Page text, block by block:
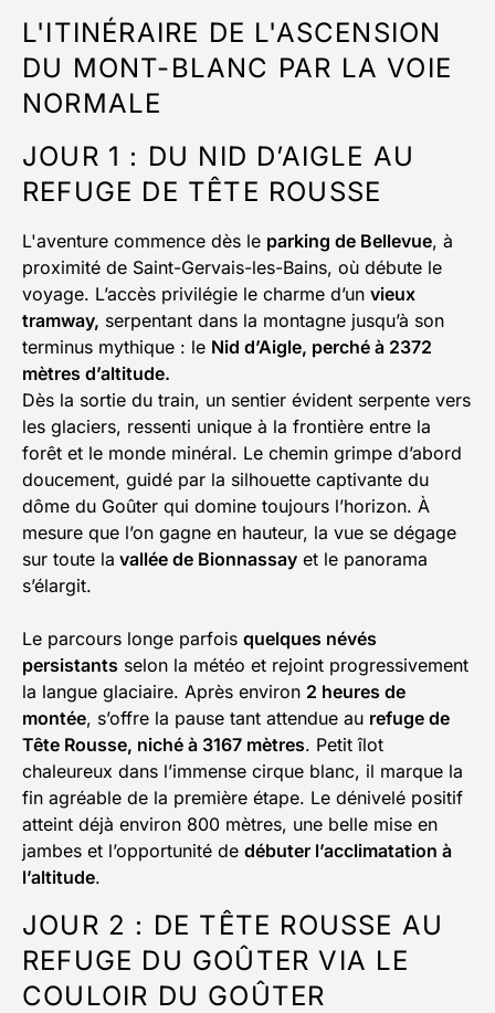
L'ITINÉRAIRE DE L'ASCENSION
DU MONT-BLANC PAR LA VOIE
NORMALE
JOUR 1 : DU NID D’AIGLE AU
REFUGE DE TÊTE ROUSSE
L'aventure commence dès le parking de Bellevue, à
proximité de Saint-Gervais-les-Bains, où débute le
voyage. L’accès privilégie le charme d’un vieux
tramway, serpentant dans la montagne jusqu’à son
terminus mythique : le Nid d’Aigle, perché à 2372
mètres d’altitude.
Dès la sortie du train, un sentier évident serpente vers
les glaciers, ressenti unique à la frontière entre la
forêt et le monde minéral. Le chemin grimpe d’abord
doucement, guidé par la silhouette captivante du
dôme du Goûter qui domine toujours l’horizon. À
mesure que l’on gagne en hauteur, la vue se dégage
sur toute la vallée de Bionnassay et le panorama
s’élargit.
Le parcours longe parfois quelques névés
persistants selon la météo et rejoint progressivement
la langue glaciaire. Après environ 2 heures de
montée, s’offre la pause tant attendue au refuge de
Tête Rousse, niché à 3167 mètres. Petit îlot
chaleureux dans l’immense cirque blanc, il marque la
fin agréable de la première étape. Le dénivelé positif
atteint déjà environ 800 mètres, une belle mise en
jambes et l’opportunité de débuter l’acclimatation à
l’altitude.
JOUR 2 : DE TÊTE ROUSSE AU
REFUGE DU GOÛTER VIA LE
COULOIR DU GOÛTER